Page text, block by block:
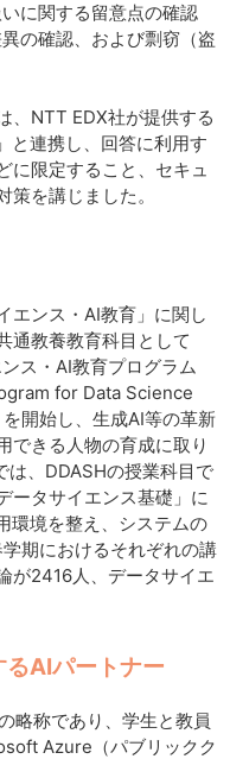
に関する留意点の確認
確認、および剽窃（盗
、NTT EDX社が提供する
と連携し、回答に利用す
に限定すること、セキュ
を講じました。
エンス・AI教育」に関し
通教養教育科目として
ス・AI教育プログラム
for Data Science
開始し、生成AI等の革新
できる人物の育成に取り
は、DDASHの授業科目で
ータサイエンス基礎」に
環境を整え、システムの
期におけるそれぞれの講
が2416人、データサイエ
AIパートナー
略称であり、学生と教員
Azure（パブリックク